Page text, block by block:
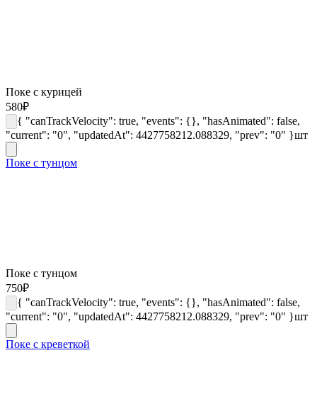
Поке с курицей
580₽
{ "canTrackVelocity": true, "events": {}, "hasAnimated": false,
"current": "0", "updatedAt": 4427758212.088329, "prev": "0" }шт
Поке с тунцом
Поке с тунцом
750₽
{ "canTrackVelocity": true, "events": {}, "hasAnimated": false,
"current": "0", "updatedAt": 4427758212.088329, "prev": "0" }шт
Поке с креветкой